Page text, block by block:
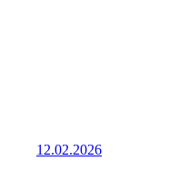
12.02.2026